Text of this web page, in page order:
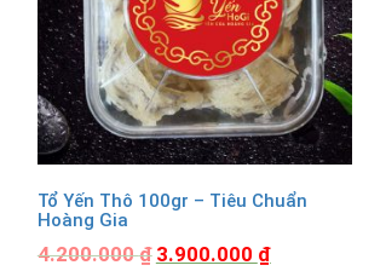
Tổ Yến Thô 100gr – Tiêu Chuẩn
Hoàng Gia
4.200.000₫ 3.900.000 ₫